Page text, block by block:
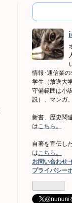
情報･通信業
学生（放送大
守備範囲は小
説）、マンガ
新書、歴史関
はこちら。
自著を宣伝し
はこちら。
お問い合わせ
プライバシー
@nununi